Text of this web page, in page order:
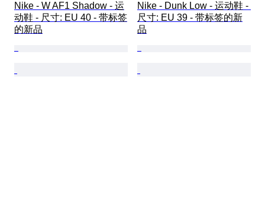
Nike - W AF1 Shadow - 运
动鞋 - 尺寸: EU 40 - 带标签
的新品
Nike - Dunk Low - 运动鞋 -
尺寸: EU 39 - 带标签的新
品